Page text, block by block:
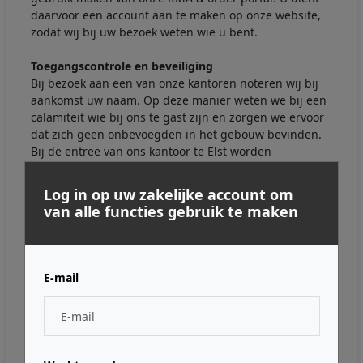
daarvoor een account aan te maken op onze website,
zodat wij bij uw bezoek weten wie u bent.
Toegangscontrole en beveiliging
Bij bezoek aan een van onze kantoren noteren wij bij
aankomst uw naam. Op deze manier weten we bij een
calamiteit wie bij ons te gast zijn en zorgen we ervoor
dat zich geen onbevoegden in het gebouw bevinden.
Bij de entree van ons kantoor te Elst worden
opgeslagen.
Sollicitaties en recruitment
u met ons deelt via e-mail, sollicitatiebrief,
(telefoon)gesprekken, bewaren wij tot uiterlijk 1
sollicitatieprocedure. Mochten wij in de toekomst
opnieuw contact met u willen opnemen voor een
Log in op uw zakelijke account om
van alle functies gebruik te maken
E-mail